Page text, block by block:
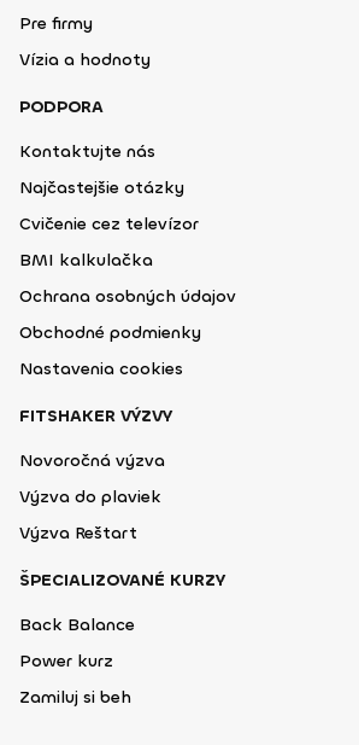
Pre firmy
Vízia a hodnoty
PODPORA
Kontaktujte nás
Najčastejšie otázky
Cvičenie cez televízor
BMI kalkulačka
Ochrana osobných údajov
Obchodné podmienky
Nastavenia cookies
FITSHAKER VÝZVY
Novoročná výzva
Výzva do plaviek
Výzva Reštart
ŠPECIALIZOVANÉ KURZY
Back Balance
Power kurz
Zamiluj si beh